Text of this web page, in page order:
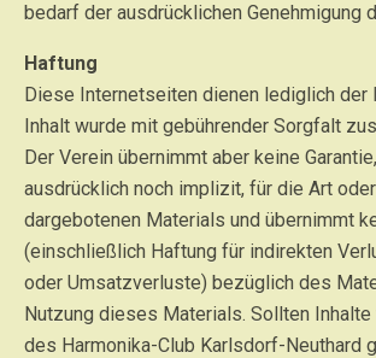
bedarf der ausdrücklichen Genehmigung
Haftung
Diese Internetseiten dienen lediglich der
Inhalt wurde mit gebührender Sorgfalt
Der Verein übernimmt aber keine
ausdrücklich noch implizit, für die Art
dargebotenen Materials und übernimmt
(einschließlich Haftung für indirekten
oder Umsatzverluste) bezüglich des
Nutzung dieses Materials. Sollten
des Harmonika-Club Karlsdorf-Neuthard